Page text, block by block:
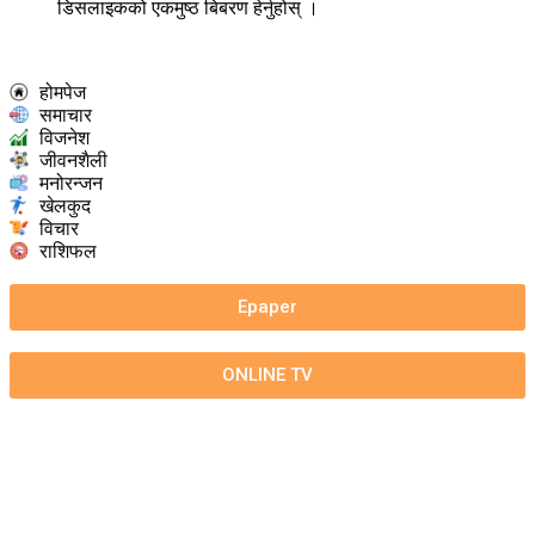
डिसलाइकको एकमुष्ठ बिबरण हेर्नुहोस् ।
होमपेज
समाचार
विजनेश
जीवनशैली
मनोरन्जन
खेलकुद
विचार
राशिफल
Epaper
ONLINE TV